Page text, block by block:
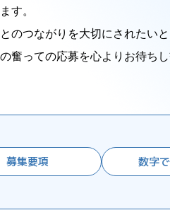
す。
のつながりを大切にされたい
奮っての応募を心よりお待ちし
募集要項 数字